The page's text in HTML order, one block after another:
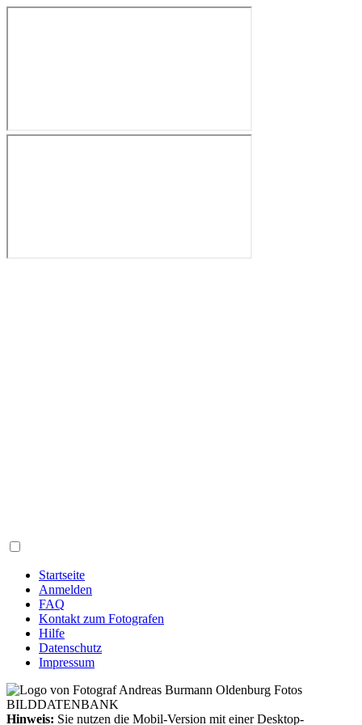
Startseite
Anmelden
FAQ
Kontakt zum Fotografen
Hilfe
Datenschutz
Impressum
Hinweis: Sie nutzen die Mobil-Version mit einer Desktop-